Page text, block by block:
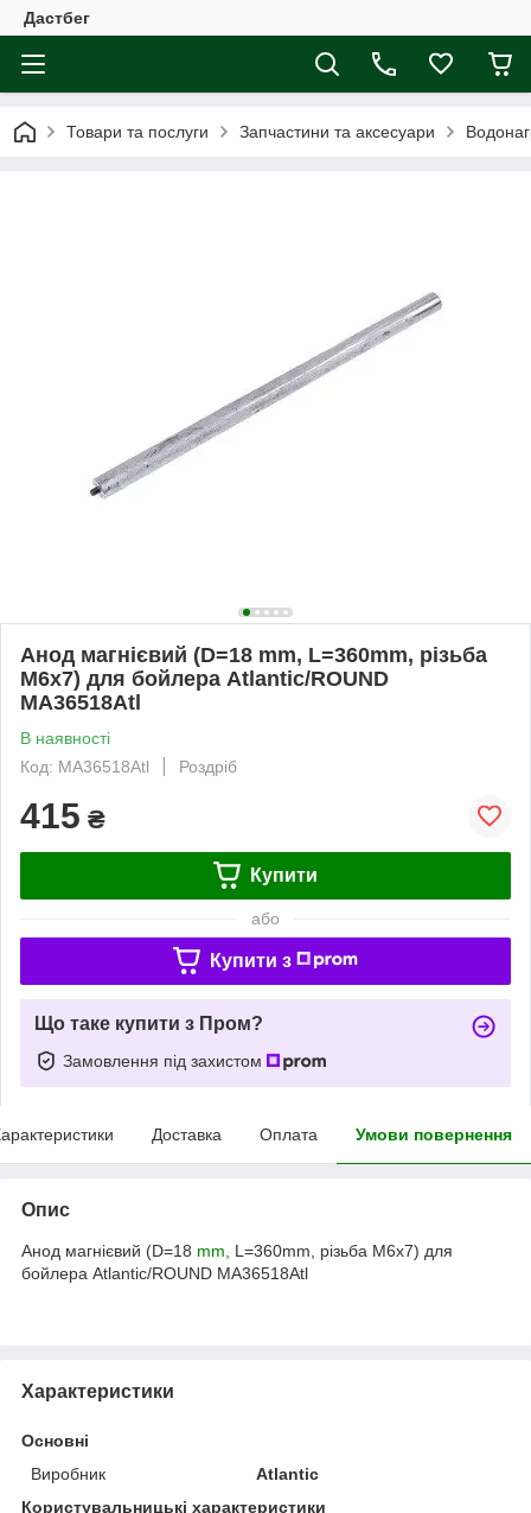
Дастбег
Товари та послуги Запчастини та аксесуари
Анод магнієвий (D=18 mm, L=360mm, різьба
M6x7) для бойлера Atlantic/ROUND
MA36518Atl
В наявності
Код: MA36518Atl
Роздріб
415 ₴
Купити
або
Купити з
Що таке купити з Пром?
Замовлення під захистом
Доставка Оплата Умови повернення
Опис
Анод магнієвий (D=18 mm,
L=360mm, різьба M6x7) для
бойлера Atlantic/ROUND MA36518Atl
Характеристики
Основні
Виробник
Atlantic
Користувальницькі характеристики